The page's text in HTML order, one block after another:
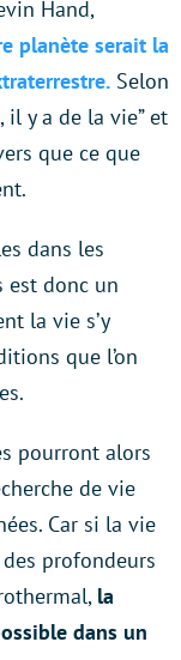
Hand,
planète serait la
Selon
il y a de la vie” et
que ce que
dans les
est donc un
la vie s’y
que l’on
pourront alors
de vie
Car si la vie
profondeurs
la
dans un